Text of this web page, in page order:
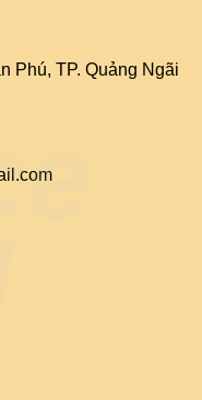
Phú, TP. Quảng Ngãi